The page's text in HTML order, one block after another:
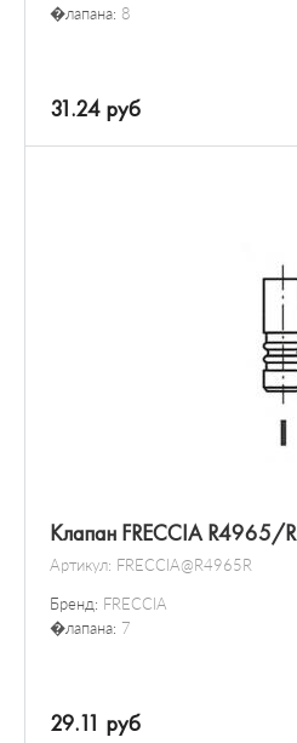
�лапана: 8
31.24 руб
Клапан FRECCIA R4965/R
Артикул: FRECCIA@R4965R
Бренд: FRECCIA
�лапана: 7
29.11 руб